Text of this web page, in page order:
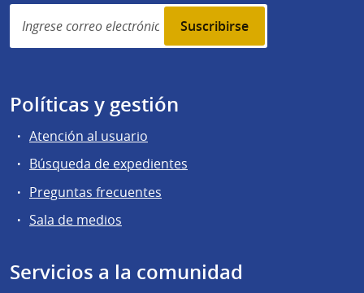
Simplenews
subscription
Políticas y gestión
Atención al usuario
Búsqueda de expedientes
Preguntas frecuentes
Sala de medios
Servicios a la comunidad